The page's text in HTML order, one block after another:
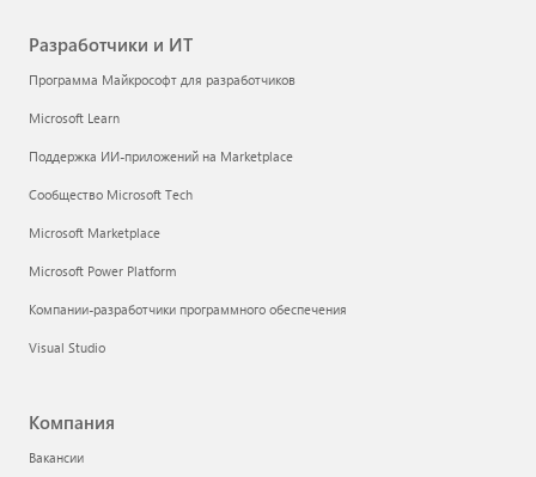
Разработчики и ИТ
Программа Майкрософт для разработчиков
Microsoft Learn
Поддержка ИИ-приложений на Marketplace
Сообщество Microsoft Tech
Microsoft Marketplace
Microsoft Power Platform
Компании-разработчики программного обеспечения
Visual Studio
Компания
Вакансии